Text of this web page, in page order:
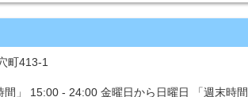
町413-1
」 15:00 - 24:00 金曜日から日曜日 「週末